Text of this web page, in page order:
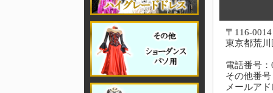
〒116-0014
東京都荒
電話番号
その他番
メールア